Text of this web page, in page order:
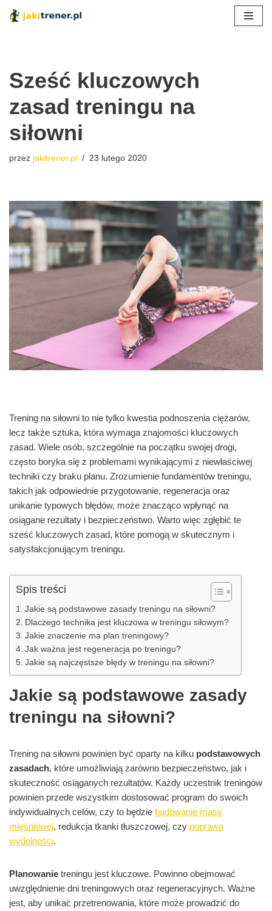
Sześć kluczowych
zasad treningu na
siłowni
przez jakitrener.pl 23 lutego 2020
Trening na siłowni to nie tylko kwestia podnoszenia ciężarów,
lecz także sztuka, która wymaga znajomości kluczowych
zasad. Wiele osób, szczególnie na początku swojej drogi,
często boryka się z problemami wynikającymi z niewłaściwej
techniki czy braku planu. Zrozumienie fundamentów treningu,
takich jak odpowiednie przygotowanie, regeneracja oraz
unikanie typowych błędów, może znacząco wpłynąć na
osiągane rezultaty i bezpieczeństwo. Warto więc zgłębić te
sześć kluczowych zasad, które pomogą w skutecznym i
satysfakcjonującym treningu.
Spis treści
Jakie są podstawowe zasady treningu na siłowni?
Dlaczego technika jest kluczowa w treningu siłowym?
Jakie znaczenie ma plan treningowy?
Jak ważna jest regeneracja po treningu?
Jakie są najczęstsze błędy w treningu na siłowni?
Jakie są podstawowe zasady
treningu na siłowni?
Trening na siłowni powinien być oparty na kilku podstawowych
zasadach, które umożliwiają zarówno bezpieczeństwo, jak i
skuteczność osiąganych rezultatów. Każdy uczestnik treningów
powinien przede wszystkim dostosować program do swoich
indywidualnych celów, czy to będzie budowanie masy
mięśniowej, redukcja tkanki tłuszczowej, czy poprawa
wydolności.
Planowanie treningu jest kluczowe. Powinno obejmować
uwzględnienie dni treningowych oraz regeneracyjnych. Ważne
jest, aby unikać przetrenowania, które może prowadzić do